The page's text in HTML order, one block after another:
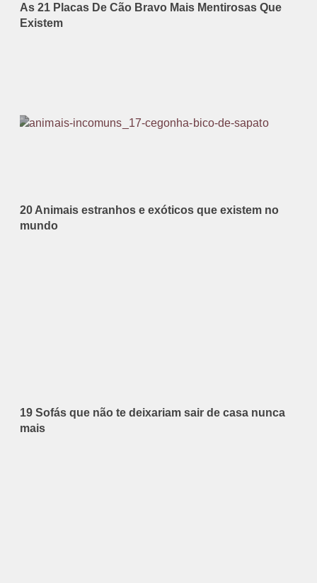
As 21 Placas De Cão Bravo Mais Mentirosas Que
Existem
20 Animais estranhos e exóticos que existem no
mundo
19 Sofás que não te deixariam sair de casa nunca
mais